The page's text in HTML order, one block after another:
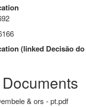
(linked Decisão
& ors - pt.pdf